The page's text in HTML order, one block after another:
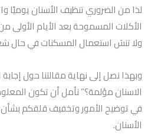
لذا من الضروري تنظيف الأسنان يوميًا
الأكلات المسموحة بعد الأيام الأولى
ولا تنسَ استعمال المسكنات في حال
وبهذا نصل إلى نهاية مقالتنا حول
الاسنان مؤلمة؟” نأمل أن تكون
في توضيح الأمور وتخفيف قلقكم
الأسنان.